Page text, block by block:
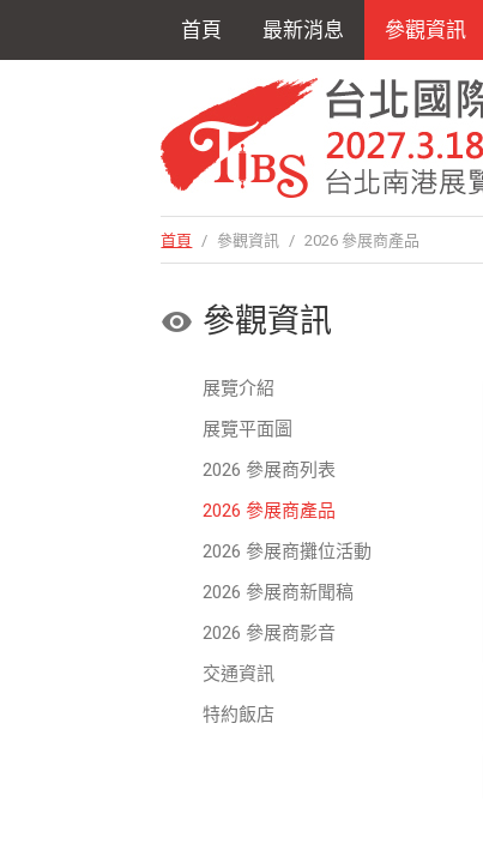
首頁 最新消息 參觀資訊
首頁 / 參觀資訊 / 2026 參展商產品
參觀資訊
展覽介紹
展覽平面圖
2026 參展商列表
2026 參展商產品
2026 參展商攤位活動
2026 參展商新聞稿
2026 參展商影音
交通資訊
特約飯店